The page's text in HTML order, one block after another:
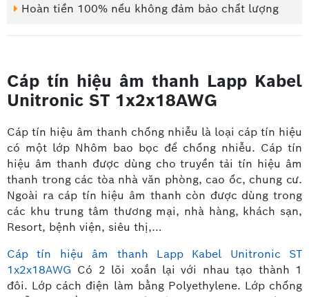
Hoàn tiền 100% nếu không đảm bảo chất lượng
Cáp tín hiệu âm thanh Lapp Kabel
Unitronic ST 1x2x18AWG
Cáp tín hiệu âm thanh chống nhiễu là loại cáp tín hiệu
có một lớp Nhôm bao bọc để chống nhiễu. Cáp tín
hiệu âm thanh được dùng cho truyền tải tín hiệu âm
thanh trong các tòa nhà văn phòng, cao ốc, chung cư.
Ngoài ra cáp tín hiệu âm thanh còn được dùng trong
các khu trung tâm thương mại, nhà hàng, khách sạn,
Resort, bệnh viện, siêu thị,…
Cáp tín hiệu âm thanh Lapp Kabel Unitronic ST
1x2x18AWG Có 2 lõi xoắn lại với nhau tạo thành 1
đôi. Lớp cách điện làm bằng Polyethylene. Lớp chống